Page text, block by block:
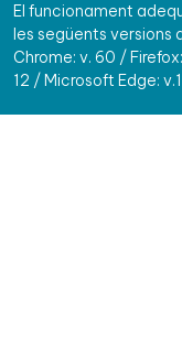
El funcionament
les següents versions
Chrome: v. 60 /
12 / Microsoft Edge: